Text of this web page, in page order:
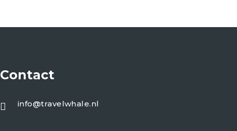
Contact
info@travelwhale.nl